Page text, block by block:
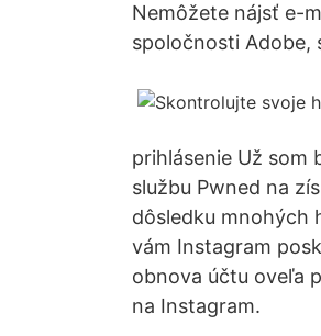
Nemôžete nájsť e-
spoločnosti Adobe,
prihlásenie Už som
službu Pwned na
dôsledku mnohých
vám Instagram
obnova účtu oveľa
na Instagram.